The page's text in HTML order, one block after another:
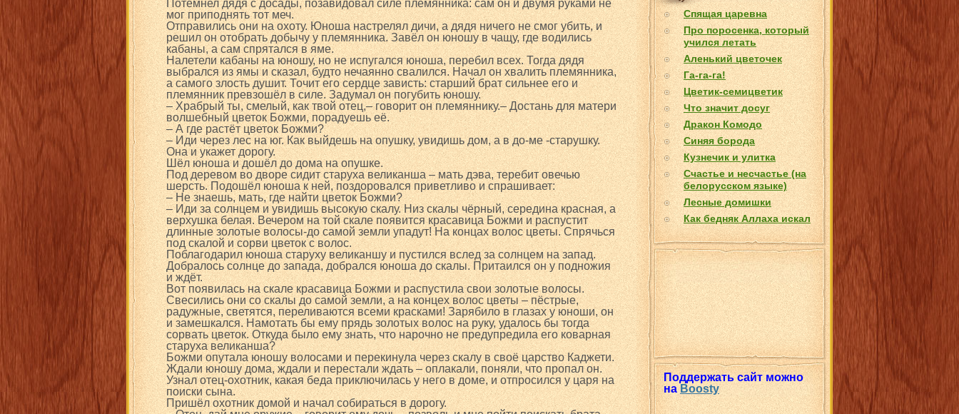
Спящая царевна
Про поросенка, который
учился летать
Аленький цветочек
Га-га-га!
Цветик-семицветик
Что значит досуг
Дракон Комодо
Синяя борода
Кузнечик и улитка
Счастье и несчастье (на
белорусском языке)
Лесные домишки
Как бедняк Аллаха искал
Поддержать сайт можно
наBoosty
Потемнел дядя с досады, позавидовал силе племянника: сам он и двумя руками не
мог приподнять тот меч.
Отправились они на охоту. Юноша настрелял дичи, а дядя ничего не смог убить, и
решил он отобрать добычу у племянника. Завёл он юношу в чащу, где водились
кабаны, а сам спрятался в яме.
Налетели кабаны на юношу, но не испугался юноша, перебил всех. Тогда дядя
выбрался из ямы и сказал, будто нечаянно свалился. Начал он хвалить племянника,
а самого злость душит. Точит его сердце зависть: старший брат сильнее его и
племянник превзошёл в силе. Задумал он погубить юношу.
– Храбрый ты, смелый, как твой отец,– говорит он племяннику.– Достань для матери
волшебный цветок Божми, порадуешь её.
– А где растёт цветок Божми?
– Иди через лес на юг. Как выйдешь на опушку, увидишь дом, а в до-ме -старушку.
Она и укажет дорогу.
Шёл юноша и дошёл до дома на опушке.
Под деревом во дворе сидит старуха великанша – мать дэва, теребит овечью
шерсть. Подошёл юноша к ней, поздоровался приветливо и спрашивает:
– Не знаешь, мать, где найти цветок Божми?
– Иди за солнцем и увидишь высокую скалу. Низ скалы чёрный, середина красная, а
верхушка белая. Вечером на той скале появится красавица Божми и распустит
длинные золотые волосы-до самой земли упадут! На концах волос цветы. Спрячься
под скалой и сорви цветок с волос.
Поблагодарил юноша старуху великаншу и пустился вслед за солнцем на запад.
Добралось солнце до запада, добрался юноша до скалы. Притаился он у подножия
и ждёт.
Вот появилась на скале красавица Божми и распустила свои золотые волосы.
Свесились они со скалы до самой земли, а на концех волос цветы – пёстрые,
радужные, светятся, переливаются всеми красками! Зарябило в глазах у юноши, он
и замешкался. Намотать бы ему прядь золотых волос на руку, удалось бы тогда
сорвать цветок. Откуда было ему знать, что нарочно не предупредила его коварная
старуха великанша?
Божми опутала юношу волосами и перекинула через скалу в своё царство Каджети.
Ждали юношу дома, ждали и перестали ждать – оплакали, поняли, что пропал он.
Узнал отец-охотник, какая беда приключилась у него в доме, и отпросился у царя на
поиски сына.
Пришёл охотник домой и начал собираться в дорогу.